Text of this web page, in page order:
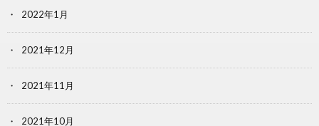
2022年1月
2021年12月
2021年11月
2021年10月